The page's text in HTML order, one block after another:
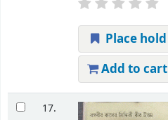
Place hold
Add to cart
17.